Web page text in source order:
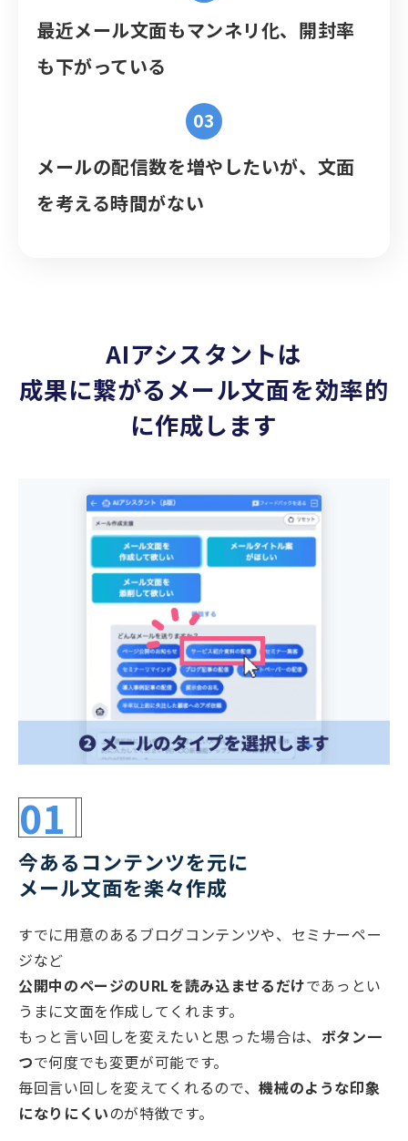
最近メール文面もマンネリ化、開封率
も下がっている
メールの配信数を増やしたいが、文面
を考える時間がない
AIアシスタントは
成果に繋がるメール文面を効率的
に作成します
01
今あるコンテンツを元に
メール文面を楽々作成
すでに用意のあるブログコンテンツや、セミナーペー
ジなど
公開中のページのURLを読み込ませるだけであっとい
うまに文面を作成してくれます。
もっと言い回しを変えたいと思った場合は、 ボタン一
つで何度でも変更が可能です。
毎回言い回しを変えてくれるので、機械のような印象
になりにくいのが特徴です。